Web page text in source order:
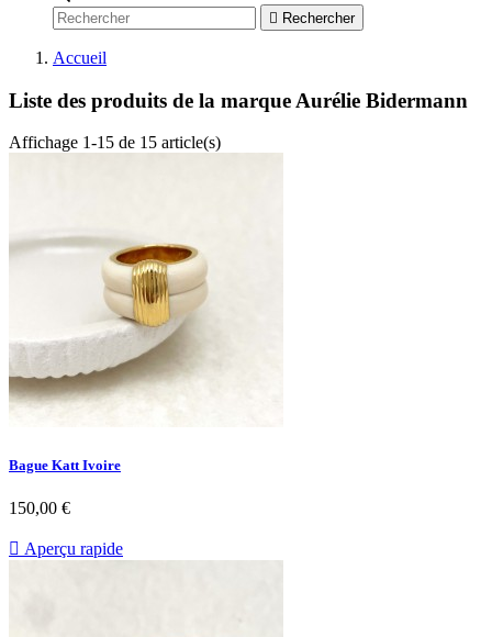
 Rechercher
Accueil
Liste des produits de la marque Aurélie Bidermann
Affichage 1-15 de 15 article(s)
Bague Katt Ivoire
Prix
150,00 €
 Aperçu rapide